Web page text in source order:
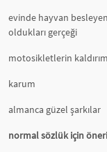
evinde hayvan
oldukları gerçeği
motosikletlerin
karum
almanca güzel şarkılar
normal sözlük için